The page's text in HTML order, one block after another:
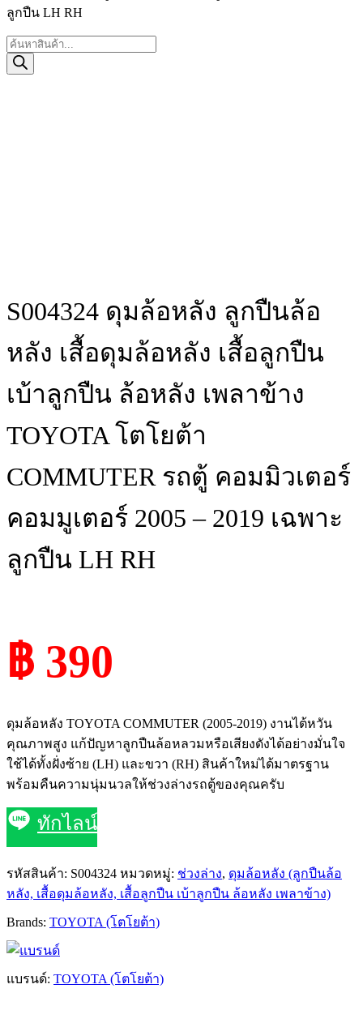
ลูกปืน LH RH
Products
search
S004324 ดุมล้อหลัง ลูกปืนล้อ
หลัง เสื้อดุมล้อหลัง เสื้อลูกปืน
เบ้าลูกปืน ล้อหลัง เพลาข้าง
TOYOTA โตโยต้า
COMMUTER รถตู้ คอมมิวเตอร์
คอมมูเตอร์ 2005 – 2019 เฉพาะ
ลูกปืน LH RH
฿ 390
ดุมล้อหลัง TOYOTA COMMUTER (2005-2019) งานไต้หวัน
คุณภาพสูง แก้ปัญหาลูกปืนล้อหลวมหรือเสียงดังได้อย่างมั่นใจ
ใช้ได้ทั้งฝั่งซ้าย (LH) และขวา (RH) สินค้าใหม่ได้มาตรฐาน
พร้อมคืนความนุ่มนวลให้ช่วงล่างรถตู้ของคุณครับ
ทักไลน์
รหัสสินค้า: S004324 หมวดหมู่: ช่วงล่าง, ดุมล้อหลัง (ลูกปืนล้อ
หลัง, เสื้อดุมล้อหลัง, เสื้อลูกปืน เบ้าลูกปืน ล้อหลัง เพลาข้าง)
Brands: TOYOTA (โตโยต้า)
แบรนด์: TOYOTA (โตโยต้า)